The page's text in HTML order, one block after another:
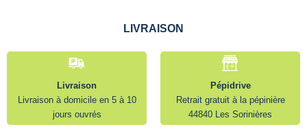
LIVRAISON
Livraison
Livraison à domicile en 5 à 10
jours ouvrés
Pépidrive
Retrait gratuit à la pépinière
44840 Les Sorinières